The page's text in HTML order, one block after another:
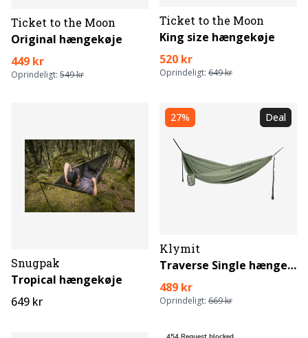
Ticket to the Moon
Original hængekøje
449 kr
Oprindeligt: 549 kr
Ticket to the Moon
King size hængekøje
520 kr
Oprindeligt: 649 kr
Snugpak
Tropical hængekøje
649 kr
27% Deal
Klymit
Traverse Single hængekøje
489 kr
Oprindeligt: 669 kr